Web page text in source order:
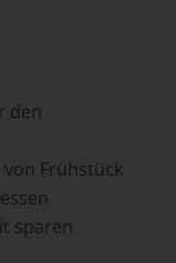
den
von Frühstück
sparen